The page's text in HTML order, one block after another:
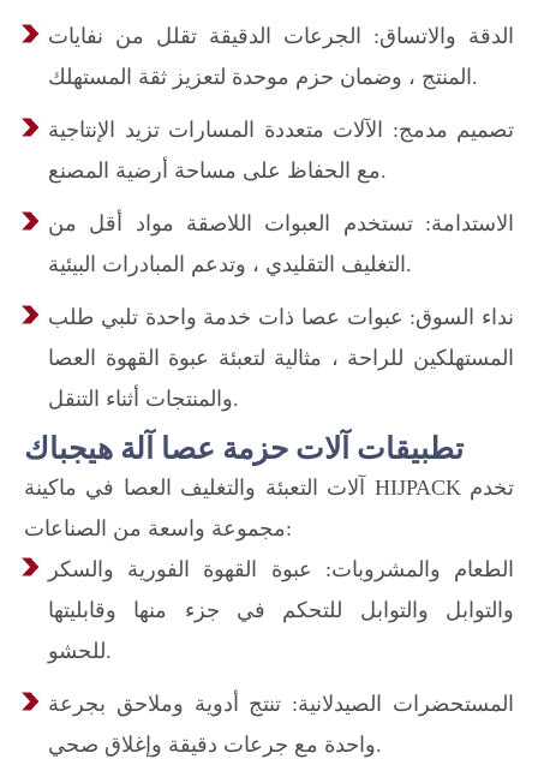
الدقة والاتساق: الجرعات الدقيقة تقلل من نفايات
المنتج ، وضمان حزم موحدة لتعزيز ثقة المستهلك.
تصميم مدمج: الآلات متعددة المسارات تزيد الإنتاجية
مع الحفاظ على مساحة أرضية المصنع.
الاستدامة: تستخدم العبوات اللاصقة مواد أقل من
التغليف التقليدي ، وتدعم المبادرات البيئية.
نداء السوق: عبوات عصا ذات خدمة واحدة تلبي طلب
المستهلكين للراحة ، مثالية لتعبئة عبوة القهوة العصا
والمنتجات أثناء التنقل.
تطبيقات آلات حزمة عصا آلة هيجباك
آلات التعبئة والتغليف العصا في ماكينة HIJPACK تخدم
مجموعة واسعة من الصناعات:
الطعام والمشروبات: عبوة القهوة الفورية والسكر
والتوابل والتوابل للتحكم في جزء منها وقابليتها
للحشو.
المستحضرات الصيدلانية: تنتج أدوية وملاحق بجرعة
واحدة مع جرعات دقيقة وإغلاق صحي.